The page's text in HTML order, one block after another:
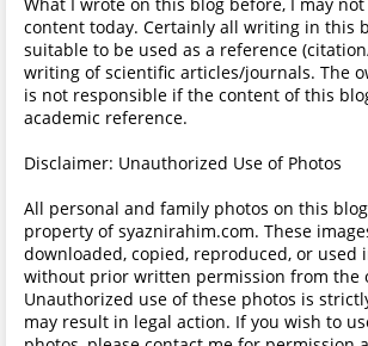
content today. Certainly all writing in this
suitable to be used as a reference
writing of scientific articles/journals. The
is not responsible if the content of this
academic reference.
Disclaimer: Unauthorized Use of Photos
All personal and family photos on this
property of syaznirahim.com. These
downloaded, copied, reproduced, or used
without prior written permission from the
Unauthorized use of these photos is
may result in legal action. If you wish to